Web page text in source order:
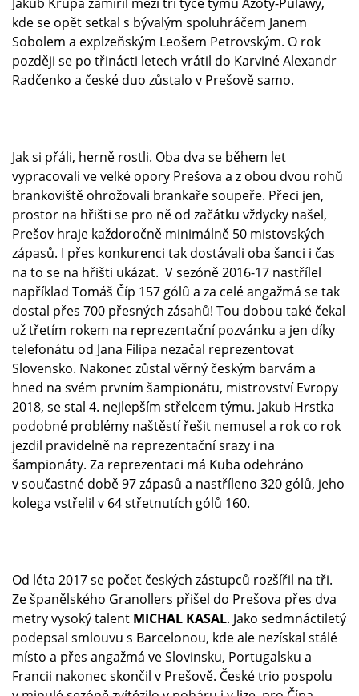
kde se opět setkal s bývalým spoluhráčem Janem
Sobolem a explzeňským Leošem Petrovským. O rok
později se po třinácti letech vrátil do Karviné Alexandr
Radčenko a české duo zůstalo v Prešově samo.
Jak si přáli, herně rostli. Oba dva se během let
vypracovali ve velké opory Prešova a z obou dvou rohů
brankoviště ohrožovali brankaře soupeře. Přeci jen,
prostor na hřišti se pro ně od začátku vždycky našel,
Prešov hraje každoročně minimálně 50 mistovských
zápasů. I přes konkurenci tak dostávali oba šanci i čas
na to se na hřišti ukázat. V sezóně 2016-17 nastřílel
například Tomáš Číp 157 gólů a za celé angažmá se tak
dostal přes 700 přesných zásahů! Tou dobou také čekal
už třetím rokem na reprezentační pozvánku a jen díky
telefonátu od Jana Filipa nezačal reprezentovat
Slovensko. Nakonec zůstal věrný českým barvám a
hned na svém prvním šampionátu, mistrovství Evropy
2018, se stal 4. nejlepším střelcem týmu. Jakub Hrstka
podobné problémy naštěstí řešit nemusel a rok co rok
jezdil pravidelně na reprezentační srazy i na
šampionáty. Za reprezentaci má Kuba odehráno
v součastné době 97 zápasů a nastříleno 320 gólů, jeho
kolega vstřelil v 64 střetnutích gólů 160.
Od léta 2017 se počet českých zástupců rozšířil na tři.
Ze španělského Granollers přišel do Prešova přes dva
metry vysoký talent MICHAL KASAL. Jako sedmnáctiletý
podepsal smlouvu s Barcelonou, kde ale nezískal stálé
místo a přes angažmá ve Slovinsku, Portugalsku a
Francii nakonec skončil v Prešově. České trio pospolu